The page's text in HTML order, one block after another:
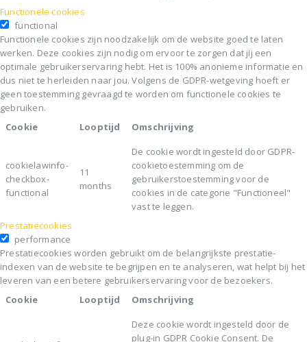
Functionele cookies
functional
Functionele cookies zijn noodzakelijk om de website goed te laten
werken. Deze cookies zijn nodig om ervoor te zorgen dat jij een
optimale gebruikerservaring hebt. Het is 100% anonieme informatie en
dus niet te herleiden naar jou. Volgens de GDPR-wetgeving hoeft er
geen toestemming gevraagd te worden om functionele cookies te
gebruiken.
Cookie
Looptijd Omschrijving
cookielawinfo-
checkbox-
functional
11
months
De cookie wordt ingesteld door GDPR-
cookietoestemming om de
gebruikerstoestemming voor de
cookies in de categorie "Functioneel"
vast te leggen.
Prestatiecookies
performance
Prestatiecookies worden gebruikt om de belangrijkste prestatie-
indexen van de website te begrijpen en te analyseren, wat helpt bij het
leveren van een betere gebruikerservaring voor de bezoekers.
Cookie
Looptijd Omschrijving
Deze cookie wordt ingesteld door de
plug-in GDPR Cookie Consent. De